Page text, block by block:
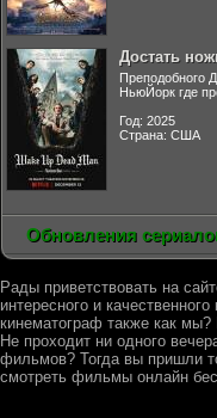
Достать
Преподобного
НьюЙорк где
Год: 2025
Страна: США
Обновления
Рады приветствовать на
интересного и
кинематограф также как
Не проходит ни одного
фильмов? Тогда вы пришли
смотреть фильмы онлайн